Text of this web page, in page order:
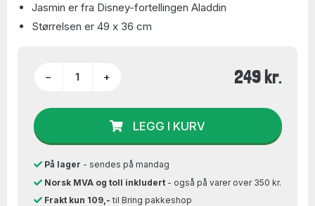
Jasmin er fra Disney-fortellingen Aladdin
Størrelsen er 49 x 36 cm
− + 249 kr.
LEGG I KURV
På lager - sendes på mandag
Norsk MVA og toll inkludert- også på varer over 350 kr.
Frakt kun 109,- til Bring pakkeshop